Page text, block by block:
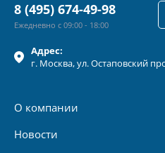
Адрес:
г. Москва, ул.Остаповский
О компании
Новости
8 (495) 674-49-98
Ежедневно с 09:00 - 18:00